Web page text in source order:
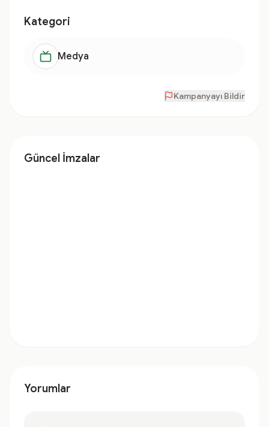
Kategori
Medya
Kampanyayı Bildir
Güncel İmzalar
Yorumlar